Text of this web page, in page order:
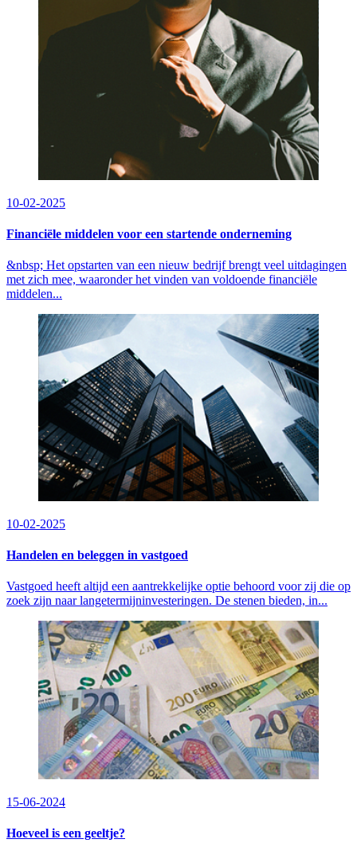
10-02-2025
Financiële middelen voor een startende onderneming
&nbsp; Het opstarten van een nieuw bedrijf brengt veel uitdagingen
met zich mee, waaronder het vinden van voldoende financiële
middelen...
10-02-2025
Handelen en beleggen in vastgoed
Vastgoed heeft altijd een aantrekkelijke optie behoord voor zij die op
zoek zijn naar langetermijninvesteringen. De stenen bieden, in...
15-06-2024
Hoeveel is een geeltje?